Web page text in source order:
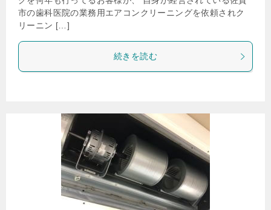
市の歯科医院の業務用エアコンクリーニングを依頼されク
リーニン […]
続きを読む